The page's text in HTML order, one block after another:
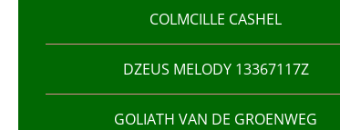
COLMCILLE CASHEL
DZEUS MELODY 13367117Z
GOLIATH VAN DE GROENWEG